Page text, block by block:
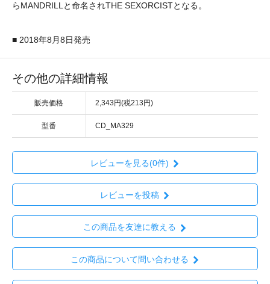
らMANDRILLと命名されTHE SEXORCISTとなる。
■ 2018年8月8日発売
その他の詳細情報
販売価格 2,343円(税213円)
型番 CD_MA329
レビューを見る(0件)
レビューを投稿
この商品を友達に教える
この商品について問い合わせる